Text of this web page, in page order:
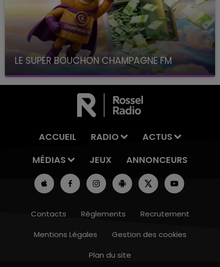
7h00 - 11h00
LE SUPER BOUCHON CHAMPAGNE FM
avec La Famille Champagne FM, à 8H10
ACCUEIL RADIO
ACTUS
MÉDIAS
JEUX ANNONCEURS
Contacts Règlements
Recrutement
Mentions Légales
Gestion des cookies
Plan du site